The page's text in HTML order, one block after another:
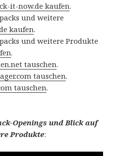
it-now.de kaufen.
und weitere
kaufen.
und weitere Produkte
.
tauschen.
tauschen.
tauschen.
Openings und Blick auf
Produkte: